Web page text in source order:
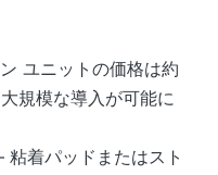
ユニットの価格は約
規模な導入が可能に
着パッドまたはスト